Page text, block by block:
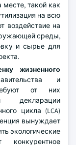
месте, такой как
на всю
воздействие на
среды,
и сырье для
жизненного
и
от них
декларации
цикла (LCA)
вынуждает
экологические
конкурентное